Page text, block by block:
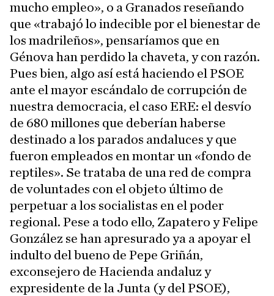
mucho empleo», o a Granados reseñando
que «trabajó lo indecible por el bienestar de
los madrileños», pensaríamos que en
Génova han perdido la chaveta, y con razón.
Pues bien, algo así está haciendo el PSOE
ante el mayor escándalo de corrupción de
nuestra democracia, el caso ERE: el desvío
de 680 millones que deberían haberse
destinado a los parados andaluces y que
fueron empleados en montar un «fondo de
reptiles». Se trataba de una red de compra
de voluntades con el objeto último de
perpetuar a los socialistas en el poder
regional. Pese a todo ello, Zapatero y Felipe
González se han apresurado ya a apoyar el
indulto del bueno de Pepe Griñán,
exconsejero de Hacienda andaluz y
expresidente de la Junta (y del PSOE),